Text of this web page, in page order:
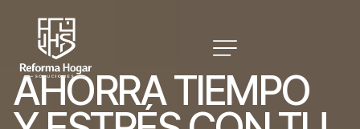
AHORRATIEMPO